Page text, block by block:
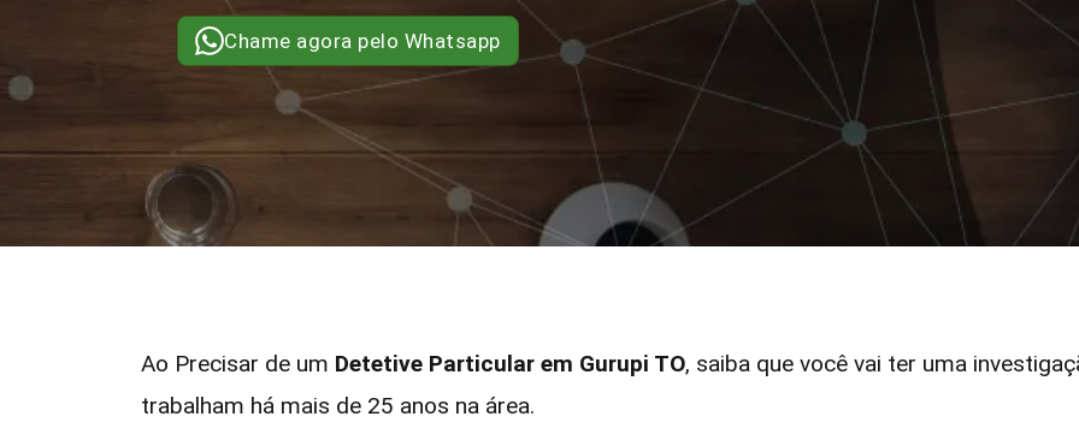
Chame agora pelo Whatsapp
Ao Precisar de um Detetive Particular em Gurupi TO, saiba que você vai ter uma
trabalham há mais de 25 anos na área.